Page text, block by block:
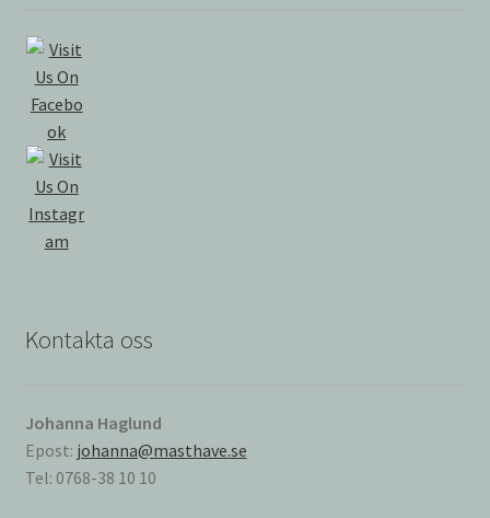
Kontakta oss
Johanna Haglund
Epost: johanna@masthave.se
Tel: 0768-38 10 10